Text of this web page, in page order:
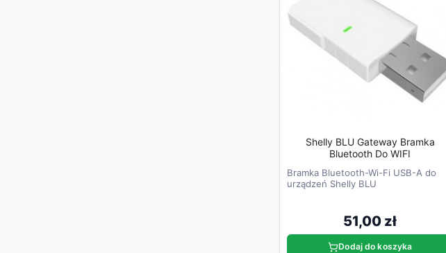
Shelly BLU Gateway Bramka
Bluetooth Do WIFI
Bramka Bluetooth-Wi-Fi USB-A do
urządzeń Shelly BLU
51,00 zł
Dodaj do koszyka